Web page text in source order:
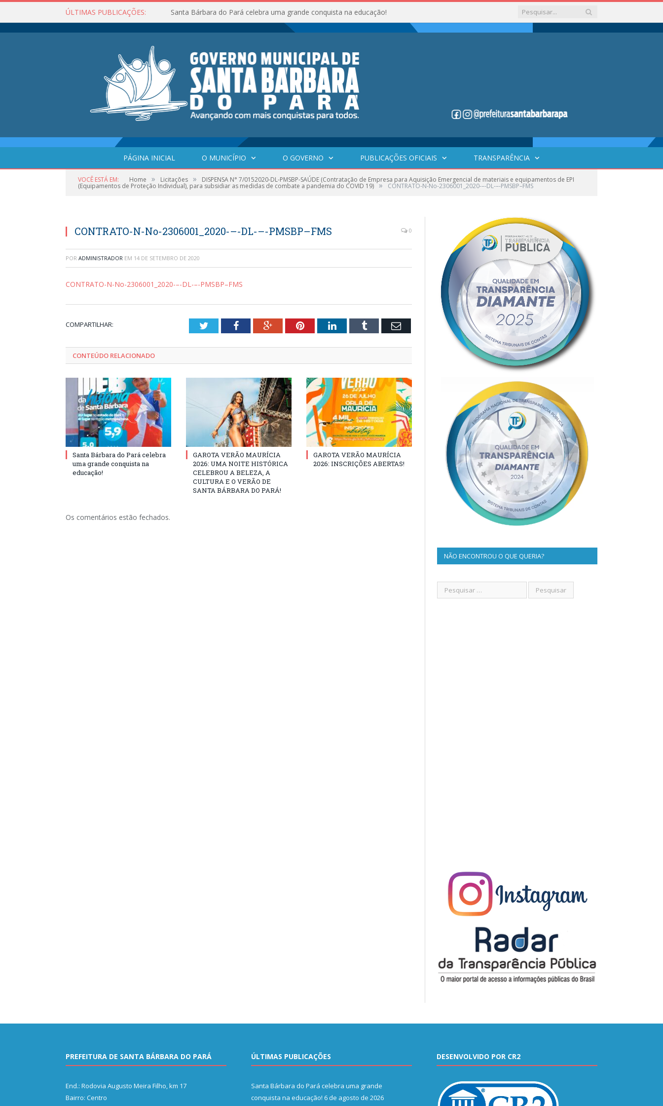
ÚLTIMAS PUBLICAÇÕES: Santa Bárbara do Pará celebra uma grande conquista na educação!
PÁGINA INICIAL O MUNICÍPIO O GOVERNO PUBLICAÇÕES OFICIAIS TRANSPARÊNCIA
VOCÊ ESTÁ EM: Home » Licitações » DISPENSA N° 7/0152020-DL-PMSBP-SAÚDE (Contratação de Empresa para Aquisição Emergencial de materiais e equipamentos de EPI
(Equipamentos de Proteção Individual), para subsidiar as medidas de combate a pandemia do COVID 19) » CONTRATO-N-No-2306001_2020-–-DL-–-PMSBP–FMS
CONTRATO-N-No-2306001_2020-–-DL-–-PMSBP–FMS 0
POR ADMINISTRADOR EM 14 DE SETEMBRO DE 2020
CONTRATO-N-No-2306001_2020-–-DL-–-PMSBP–FMS
COMPARTILHAR: TwitterFacebookGoogle+PinterestLinkedInTumblr Email
CONTEÚDO RELACIONADO
Santa Bárbara do Pará celebra
uma grande conquista na
educação!
GAROTA VERÃO MAURÍCIA
2026: UMA NOITE HISTÓRICA
CELEBROU A BELEZA, A
CULTURA E O VERÃO DE
SANTA BÁRBARA DO PARÁ!
GAROTA VERÃO MAURÍCIA
2026: INSCRIÇÕES ABERTAS!
Os comentários estão fechados.
NÃO ENCONTROU O QUE QUERIA?
PREFEITURA DE SANTA BÁRBARA DO PARÁ
End.: Rodovia Augusto Meira Filho, km 17
Bairro: Centro
ÚLTIMAS PUBLICAÇÕES
Santa Bárbara do Pará celebra uma grande
conquista na educação! 6 de agosto de 2026
DESENVOLVIDO POR CR2